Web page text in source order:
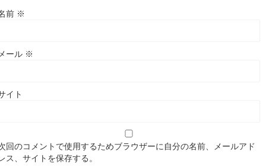
前 ※
ール ※
イト
回のコメントで使用するためブラウザーに自分の名前、メールアド
ス、サイトを保存する。